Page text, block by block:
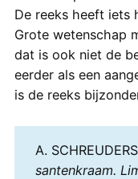
De reeks heeft iets
Grote wetenschap
dat is ook niet de
eerder als een
is de reeks
A.
santenkraam.